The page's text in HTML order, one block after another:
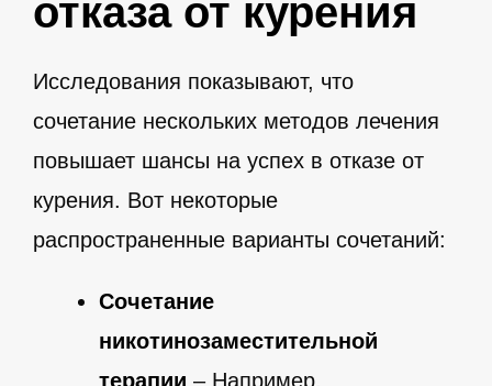
отказа от курения
Исследования показывают, что
сочетание нескольких методов лечения
повышает шансы на успех в отказе от
курения. Вот некоторые
распространенные варианты сочетаний:
Сочетание
никотинозаместительной
терапии – Например,